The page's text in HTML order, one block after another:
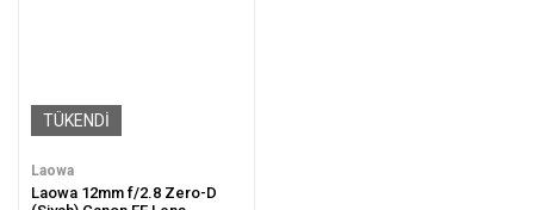
TÜKENDİ
Laowa
Laowa 12mm f/2.8 Zero-D